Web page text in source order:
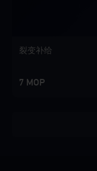
裂变补给
7 MOP